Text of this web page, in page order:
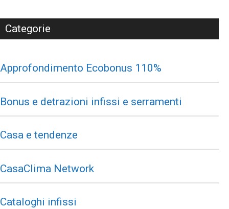
Categorie
Approfondimento Ecobonus 110%
Bonus e detrazioni infissi e serramenti
Casa e tendenze
CasaClima Network
Cataloghi infissi